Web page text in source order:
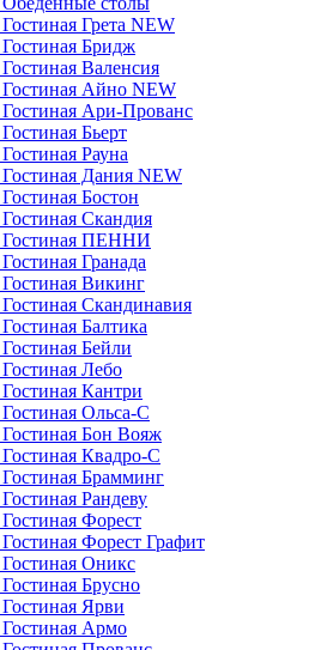
Гостиная Грета NEW
Гостиная Бридж
Гостиная Валенсия
Гостиная Айно NEW
Гостиная Ари-Прованс
Гостиная Бьерт
Гостиная Рауна
Гостиная Дания NEW
Гостиная Бостон
Гостиная Скандия
Гостиная ПЕННИ
Гостиная Гранада
Гостиная Викинг
Гостиная Скандинавия
Гостиная Балтика
Гостиная Бейли
Гостиная Лебо
Гостиная Кантри
Гостиная Ольса-С
Гостиная Бон Вояж
Гостиная Квадро-С
Гостиная Брамминг
Гостиная Рандеву
Гостиная Форест
Гостиная Форест Графит
Гостиная Оникс
Гостиная Брусно
Гостиная Ярви
Гостиная Армо